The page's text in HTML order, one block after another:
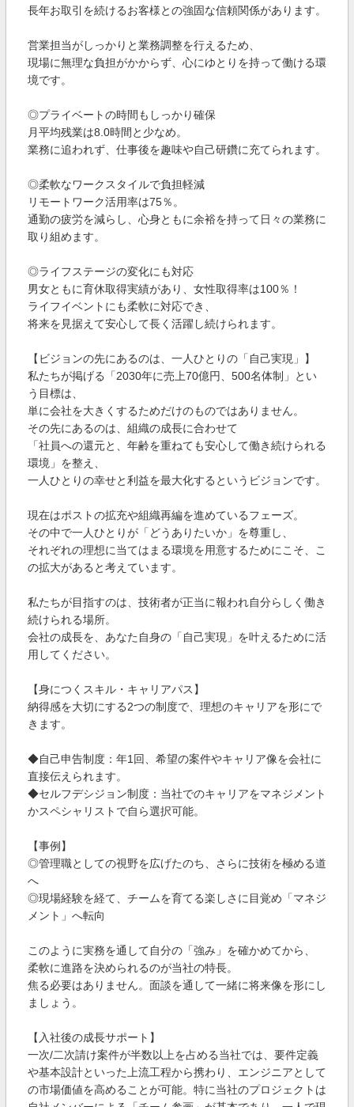
長年お取引を続けるお客様との強固な信頼関係があります。
営業担当がしっかりと業務調整を行えるため、
現場に無理な負担がかからず、心にゆとりを持って働ける環
境です。
◎プライベートの時間もしっかり確保
月平均残業は8.0時間と少なめ。
業務に追われず、仕事後を趣味や自己研鑽に充てられます。
◎柔軟なワークスタイルで負担軽減
リモートワーク活用率は75％。
通勤の疲労を減らし、心身ともに余裕を持って日々の業務に
取り組めます。
◎ライフステージの変化にも対応
男女ともに育休取得実績があり、女性取得率は100％！
ライフイベントにも柔軟に対応でき、
将来を見据えて安心して長く活躍し続けられます。
【ビジョンの先にあるのは、一人ひとりの「自己実現」】
私たちが掲げる「2030年に売上70億円、500名体制」とい
う目標は、
単に会社を大きくするためだけのものではありません。
その先にあるのは、組織の成長に合わせて
「社員への還元と、年齢を重ねても安心して働き続けられる
環境」を整え、
一人ひとりの幸せと利益を最大化するというビジョンです。
現在はポストの拡充や組織再編を進めているフェーズ。
その中で一人ひとりが「どうありたいか」を尊重し、
それぞれの理想に当てはまる環境を用意するためにこそ、こ
の拡大があると考えています。
私たちが目指すのは、技術者が正当に報われ自分らしく働き
続けられる場所。
会社の成長を、あなた自身の「自己実現」を叶えるために活
用してください。
【身につくスキル・キャリアパス】
納得感を大切にする2つの制度で、理想のキャリアを形にで
きます。
◆自己申告制度：年1回、希望の案件やキャリア像を会社に
直接伝えられます。
◆セルフデシジョン制度：当社でのキャリアをマネジメント
かスペシャリストで自ら選択可能。
【事例】
◎管理職としての視野を広げたのち、さらに技術を極める道
へ
◎現場経験を経て、チームを育てる楽しさに目覚め「マネジ
メント」へ転向
このように実務を通して自分の「強み」を確かめてから、
柔軟に進路を決められるのが当社の特長。
焦る必要はありません。面談を通して一緒に将来像を形にし
ましょう。
【入社後の成長サポート】
一次/二次請け案件が半数以上を占める当社では、要件定義
や基本設計といった上流工程から携わり、エンジニアとして
の市場価値を高めることが可能。特に当社のプロジェクトは